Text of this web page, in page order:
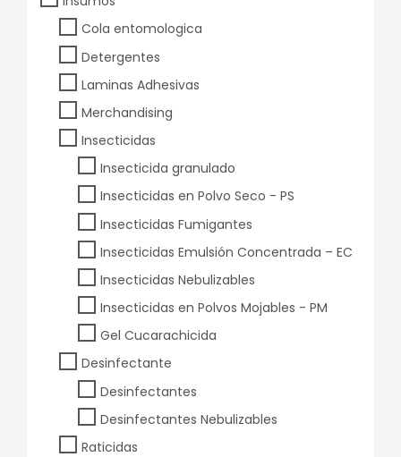
Cola entomologica
Detergentes
Laminas Adhesivas
Merchandising
Insecticidas
Insecticida granulado
Insecticidas en Polvo Seco - PS
Insecticidas Fumigantes
Insecticidas Emulsión Concentrada – EC
Insecticidas Nebulizables
Insecticidas en Polvos Mojables - PM
Gel Cucarachicida
Desinfectante
Desinfectantes
Desinfectantes Nebulizables
Raticidas